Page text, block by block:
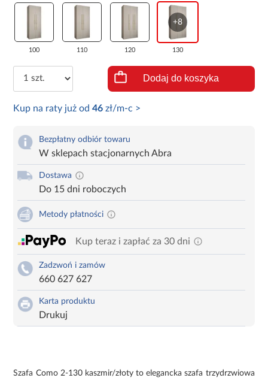
100 110 120
+8
130
Dodaj do koszyka
Kup na raty już od46 zł/m-c >
Bezpłatny odbiór towaru
W sklepach stacjonarnych Abra
Dostawa
Do 15 dni roboczych
Metody płatności
Kup teraz i zapłać za 30 dni
Zadzwoń i zamów
660 627 627
Karta produktu
Drukuj
Szafa Como 2-130 kaszmir/złoty to elegancka szafa trzydrzwiowa